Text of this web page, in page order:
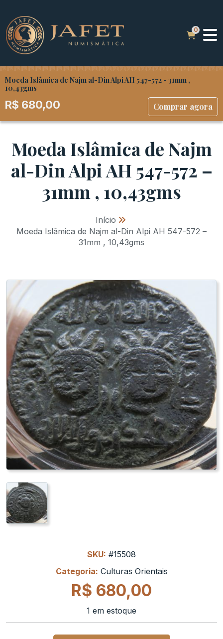
Moeda Islâmica de Najm al-Din Alpi AH 547-572 - 31mm ,
10,43gms
R$ 680,00 Comprar agora
Moeda Islâmica de Najm
al-Din Alpi AH 547-572 –
31mm , 10,43gms
Início »
Moeda Islâmica de Najm al-Din Alpi AH 547-572 –
31mm , 10,43gms
SKU: #15508
Categoria: Culturas Orientais
R$ 680,00
1 em estoque